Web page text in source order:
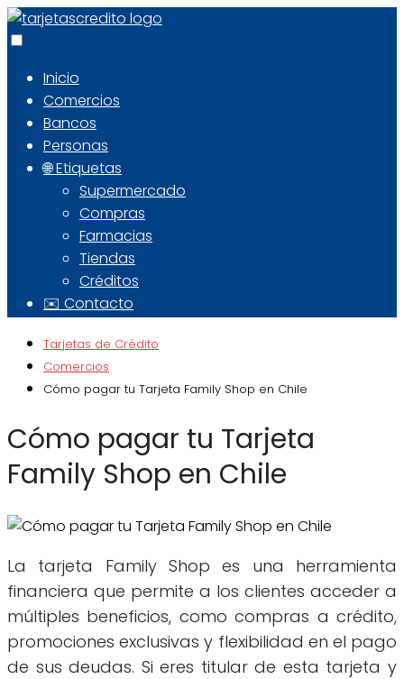
Inicio
Comercios
Bancos
Personas
🌐 Etiquetas
Supermercado
Compras
Farmacias
Tiendas
Créditos
✉️ Contacto
Tarjetas de Crédito
Comercios
Cómo pagar tu Tarjeta Family Shop en Chile
Cómo pagar tu Tarjeta
Family Shop en Chile
La tarjeta Family Shop es una herramienta
financiera que permite a los clientes acceder a
múltiples beneficios, como compras a crédito,
promociones exclusivas y flexibilidad en el pago
de sus deudas. Si eres titular de esta tarjeta y